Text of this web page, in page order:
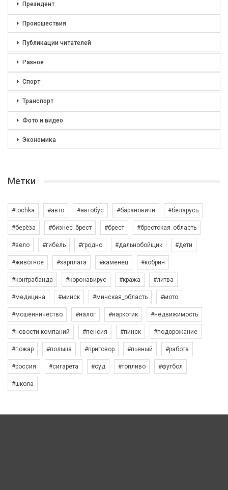
Президент
Происшествия
Публикации читателей
Разное
Спорт
Транспорт
Фото и видео
Экономика
Метки
#tochka #авто #автобус #барановичи #беларусь
#берёза #бизнес_брест #брест #брестская_область
#вело #гибель #гродно #дальнобойщик #дети
#животное #зарплата #каменец #кобрин
#контрабанда #коронавирус #кража #литва
#медицина #минск #минская_область #мото
#мошенничество #налог #наркотик #недвижимость
#новости компаний #пенсия #пинск #подорожание
#пожар #польша #приговор #пьяный #работа
#россия #сигарета #суд #топливо #футбол
#школа